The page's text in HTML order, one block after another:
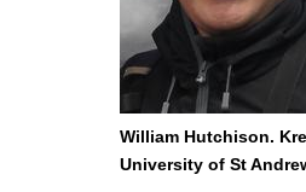
William Hutchison.
University of St